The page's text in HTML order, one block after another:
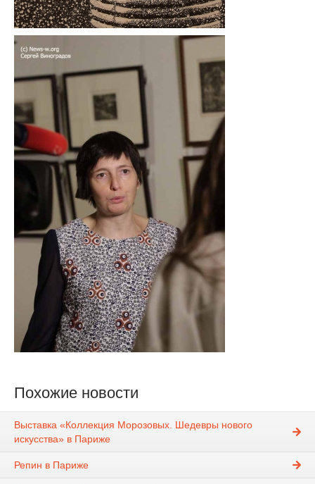
Похожие новости
Выставка «Коллекция Морозовых. Шедевры нового
искусства» в Париже
Репин в Париже